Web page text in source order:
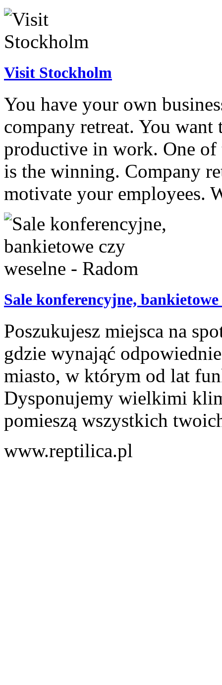
Visit Stockholm
You have your own
company retreat. You
productive in work. One
is the winning. Company
motivate your employees.
Sale konferencyjne,
Poszukujesz miejsca na
gdzie wynająć
miasto, w którym od lat
Dysponujemy wielkimi
pomieszą wszystkich
www.reptilica.pl